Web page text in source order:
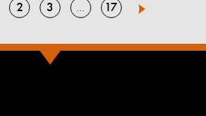
Next
Go
to
2
Go
to
3
Go
4
Go
to
17